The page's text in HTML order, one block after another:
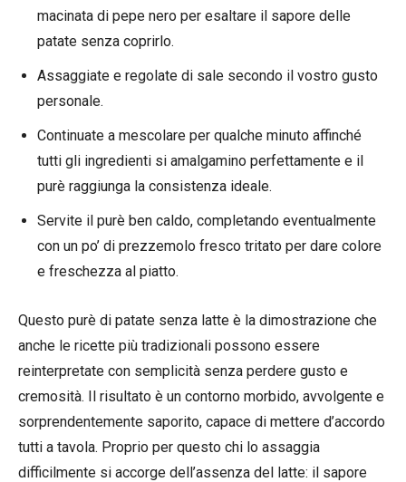
macinata di pepe nero per esaltare il sapore delle
patate senza coprirlo.
Assaggiate e regolate di sale secondo il vostro gusto
personale.
Continuate a mescolare per qualche minuto affinché
tutti gli ingredienti si amalgamino perfettamente e il
purè raggiunga la consistenza ideale.
Servite il purè ben caldo, completando eventualmente
con un po’ di prezzemolo fresco tritato per dare colore
e freschezza al piatto.
Questo purè di patate senza latte è la dimostrazione che
anche le ricette più tradizionali possono essere
reinterpretate con semplicità senza perdere gusto e
cremosità. Il risultato è un contorno morbido, avvolgente e
sorprendentemente saporito, capace di mettere d’accordo
tutti a tavola. Proprio per questo chi lo assaggia
difficilmente si accorge dell’assenza del latte: il sapore